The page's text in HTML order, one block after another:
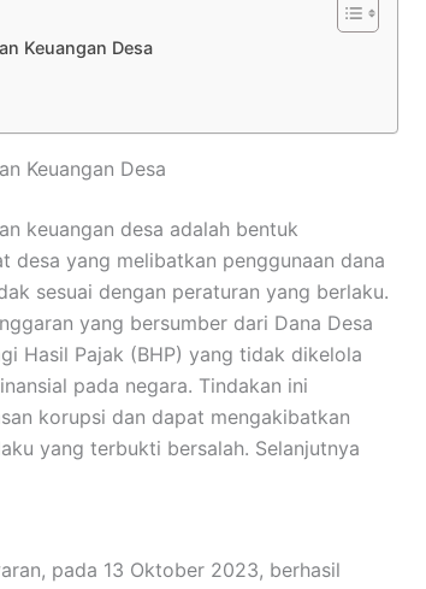
Keuangan Desa
Keuangan Desa
keuangan desa adalah bentuk
desa yang melibatkan penggunaan dana
sesuai dengan peraturan yang berlaku.
yang bersumber dari Dana Desa
Hasil Pajak (BHP) yang tidak dikelola
pada negara. Tindakan ini
korupsi dan dapat mengakibatkan
yang terbukti bersalah. Selanjutnya
pada 13 Oktober 2023, berhasil